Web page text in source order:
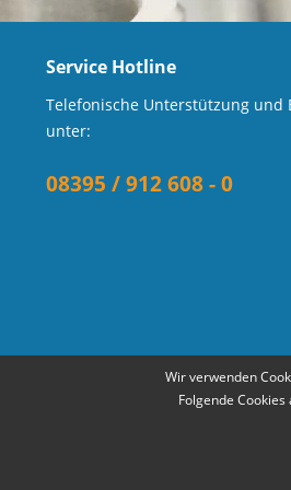
Service Hotline
Telefonische Unterstützung und
unter:
08395 / 912 608 - 0
Wir verwenden
Folgende